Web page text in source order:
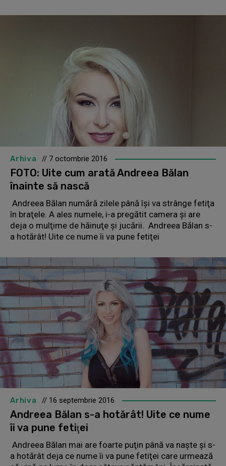
Arhiva // 7 octombrie 2016
FOTO: Uite cum arată Andreea Bălan
înainte să nască
Andreea Bălan numără zilele până îşi va strânge fetiţa
în braţele. A ales numele, i-a pregătit camera şi are
deja o mulţime de hăinuţe şi jucării. Andreea Bălan s-
a hotărât! Uite ce nume îi va pune fetiţei
Arhiva // 16 septembrie 2016
Andreea Bălan s-a hotărât! Uite ce nume
îi va pune fetiţei
Andreea Bălan mai are foarte puţin până va naşte şi s-
a hotărât deja ce nume îi va pune fetiţei care urmează